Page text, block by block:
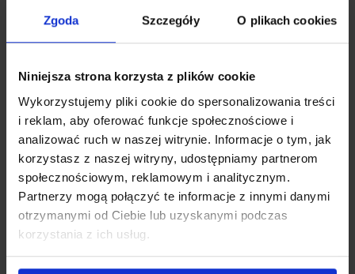
Zgoda Szczegóły O plikach cookies
Niniejsza strona korzysta z plików cookie
Wykorzystujemy pliki cookie do spersonalizowania treści
i reklam, aby oferować funkcje społecznościowe i
analizować ruch w naszej witrynie. Informacje o tym, jak
korzystasz z naszej witryny, udostępniamy partnerom
społecznościowym, reklamowym i analitycznym.
Partnerzy mogą połączyć te informacje z innymi danymi
otrzymanymi od Ciebie lub uzyskanymi podczas
korzystania z ich usług.
idealnym wyborem dla zarządów firm, negocjacji
oraz budowaniu relacji biznesowych. Sala jest w pełni
wyposażona w nowoczesne narzędzia audiowizualne,
zapewniając komfortowe warunki do pracy.
Sala Koral – elastyczność i
funkcjonalność